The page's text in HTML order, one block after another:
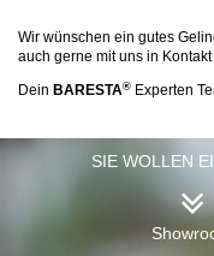
Wir wünschen ein gutes
auch gerne mit uns in
Dein BARESTA® Experten
SIE WOLLEN